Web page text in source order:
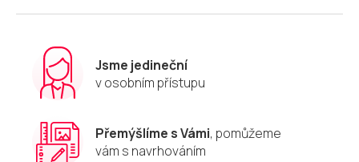
Jsme jedineční
v osobním přístupu
Přemýšlíme s Vámi, pomůžeme
vám s navrhováním